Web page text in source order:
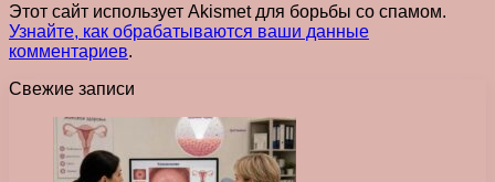
Этот сайт использует Akismet для борьбы со спамом.
Узнайте, как обрабатываются ваши данные
комментариев.
Свежие записи